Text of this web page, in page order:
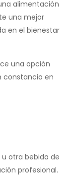
alimentación
una mejor
en el bienestar
una opción
constancia en
otra bebida de
profesional.